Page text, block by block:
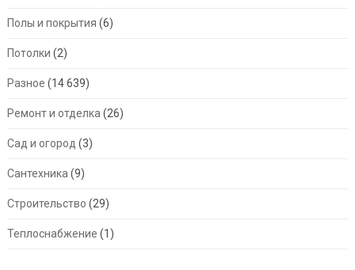
Полы и покрытия (6)
Потолки (2)
Разное (14 639)
Ремонт и отделка (26)
Сад и огород (3)
Сантехника (9)
Строительство (29)
Теплоснабжение (1)